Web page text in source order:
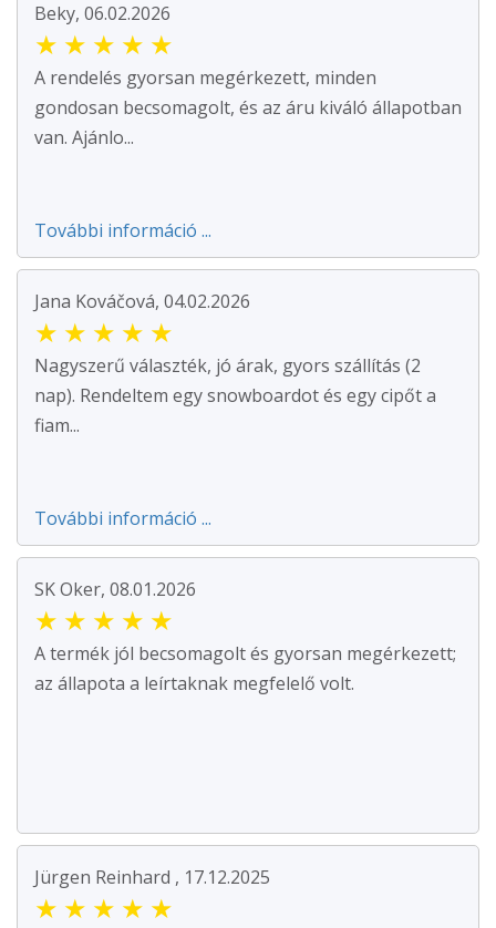
Beky, 06.02.2026
★ ★ ★ ★ ★
A rendelés gyorsan megérkezett, minden
gondosan becsomagolt, és az áru kiváló állapotban
van. Ajánlo...
További információ ...
Jana Kováčová, 04.02.2026
★ ★ ★ ★ ★
Nagyszerű választék, jó árak, gyors szállítás (2
nap). Rendeltem egy snowboardot és egy cipőt a
fiam...
További információ ...
SK Oker, 08.01.2026
★ ★ ★ ★ ★
A termék jól becsomagolt és gyorsan megérkezett;
az állapota a leírtaknak megfelelő volt.
Jürgen Reinhard , 17.12.2025
★ ★ ★ ★ ★